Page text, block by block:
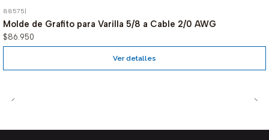
88575|
Molde de Grafito para Varilla 5/8 a Cable 2/0 AWG
$86.950
Ver detalles